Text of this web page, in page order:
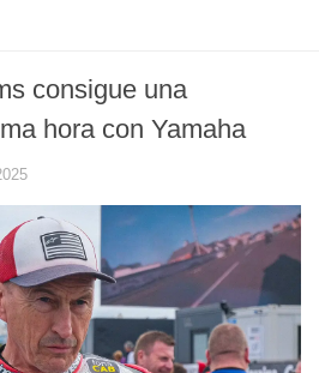
consigue una
hora con Yamaha